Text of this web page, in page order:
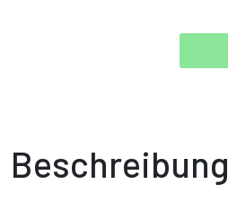
Beschreibung